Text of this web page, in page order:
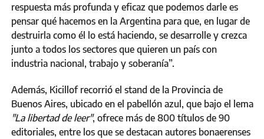
respuesta más profunda y eficaz que podemos darle es
pensar qué hacemos en la Argentina para que, en lugar de
destruirla como él lo está haciendo, se desarrolle y crezca
junto a todos los sectores que quieren un país con
industria nacional, trabajo y soberanía”.
Además, Kicillof recorrió el stand de la Provincia de
Buenos Aires, ubicado en el pabellón azul, que bajo el lema
"La libertad de leer", ofrece más de 800 títulos de 90
editoriales, entre los que se destacan autores bonaerenses